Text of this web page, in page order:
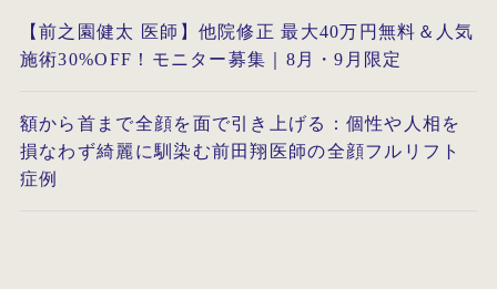
【前之園健太 医師】他院修正 最大40万円無料＆人気
施術30%OFF！モニター募集｜8月・9月限定
額から首まで全顔を面で引き上げる：個性や人相を
損なわず綺麗に馴染む前田翔医師の全顔フルリフト
症例